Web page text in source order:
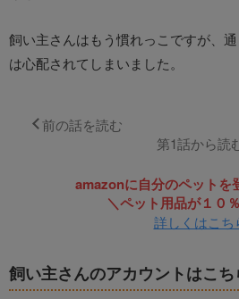
飼い主さんはもう慣れっこですが、
は心配されてしまいました。
前の話を読む
第1話から読
amazonに自分のペットを
＼ペット用品が１０
詳しくはこち
飼い主さんのアカウントはこち